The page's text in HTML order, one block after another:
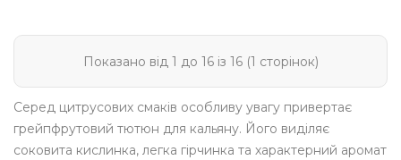
Показано від 1 до 16 із 16 (1 сторінок)
Серед цитрусових смаків особливу увагу привертає
грейпфрутовий тютюн для кальяну. Його виділяє
соковита кислинка, легка гірчинка та характерний аромат